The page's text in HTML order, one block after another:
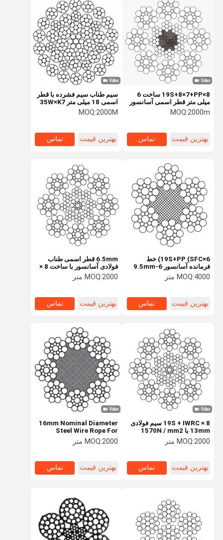
8×19S+8×7+PP ساخت 6
میلی متر قطر اسمی آسانسور
/ mm2 قدرت کششی
MOQ:2000m
بهترین قیمت تماس
سیم طناب سیم فشرده با قطر
اسمی 18 میلی متر 35W×K7
با 8 رشته و نیروی شکست بالا
برای تجهیزات بالابر
MOQ:2000M
بهترین قیمت تماس
6×19S+PP (SFC) خط
فرمانده آسانسور 6-9.5mm
سیم سیم GB 8903-2024
MOQ:4000 متر
بهترین قیمت تماس
6.5mm قطر اسمی طناب
فولادی آسانسور با ساخت 8 ×
استاندارد ISO 4344
MOQ:2000 متر
بهترین قیمت تماس
8 × 19S + IWRC سیم فولادی
13mm با 1570N / mm2
مقاومت کششی برای بلند
کردن آسانسور و بالا بردن
MOQ:2000 متر
بهترین قیمت تماس
16mm Nominal Diameter
Steel Wire Rope For
Elevator 8×19S+NFC 8
Strands
MOQ:2000 متر
بهترین قیمت تماس